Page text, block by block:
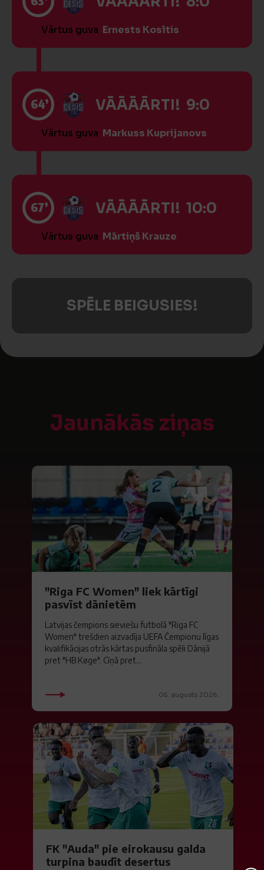
Vārtus guva Ernests Kosītis
64’ VĀĀĀĀRTI! 9:0
Vārtus guva Markuss Kuprijanovs
67’ VĀĀĀĀRTI! 10:0
Vārtus guva Mārtiņš Krauze
SPĒLE BEIGUSIES!
Jaunākās ziņas
"Riga FC Women" liek kārtīgi
pasvīst dānietēm
Latvijas čempions sieviešu futbolā "Riga FC
Women" trešdien aizvadīja UEFA Čempionu līgas
kvalifikācijas otrās kārtas pusfināla spēli Dānijā
pret "HB Køge". Cīņā pret...
05. augusts 2026.
FK "Auda" pie eirokausu galda
turpina baudīt desertus